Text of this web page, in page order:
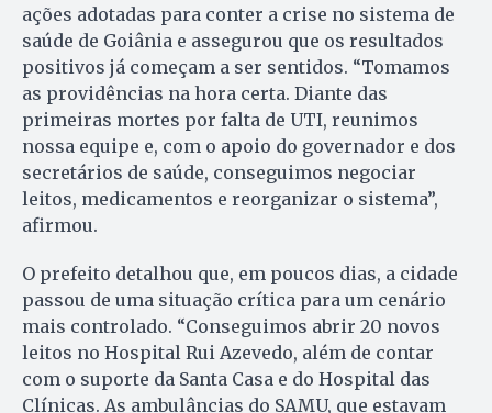
ações adotadas para conter a crise no sistema de
saúde de Goiânia e assegurou que os resultados
positivos já começam a ser sentidos. “Tomamos
as providências na hora certa. Diante das
primeiras mortes por falta de UTI, reunimos
nossa equipe e, com o apoio do governador e dos
secretários de saúde, conseguimos negociar
leitos, medicamentos e reorganizar o sistema”,
afirmou.
O prefeito detalhou que, em poucos dias, a cidade
passou de uma situação crítica para um cenário
mais controlado. “Conseguimos abrir 20 novos
leitos no Hospital Rui Azevedo, além de contar
com o suporte da Santa Casa e do Hospital das
Clínicas. As ambulâncias do SAMU, que estavam